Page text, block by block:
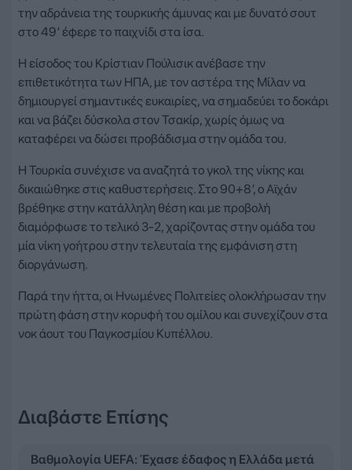
την αδράνεια της τουρκικής άμυνας και με δυνατό σουτ
στο 49′ έφερε το παιχνίδι στα ίσα.
Η είσοδος του Κρίστιαν Πούλισικ ανέβασε την
επιθετικότητα των ΗΠΑ, με τον αστέρα της Μίλαν να
δημιουργεί σημαντικές ευκαιρίες, να σημαδεύει το δοκάρι
και να βάζει δύσκολα στον Τσακίρ, χωρίς όμως να
καταφέρει να δώσει προβάδισμα στην ομάδα του.
Η Τουρκία συνέχισε να αναζητά το γκολ της νίκης και
δικαιώθηκε στις καθυστερήσεις. Στο 90+8′, ο Αϊχάν
βρέθηκε στην κατάλληλη θέση και με προβολή
διαμόρφωσε το τελικό 3-2, χαρίζοντας στην ομάδα του
μία νίκη γοήτρου στην τελευταία της εμφάνιση στη
διοργάνωση.
Παρά την ήττα, οι Ηνωμένες Πολιτείες ολοκλήρωσαν την
πρώτη φάση στην κορυφή του ομίλου και συνεχίζουν στα
νοκ άουτ του Παγκοσμίου Κυπέλλου.
Διαβάστε Επίσης
Βαθμολογία UEFA: Έχασε έδαφος η Ελλάδα μετά